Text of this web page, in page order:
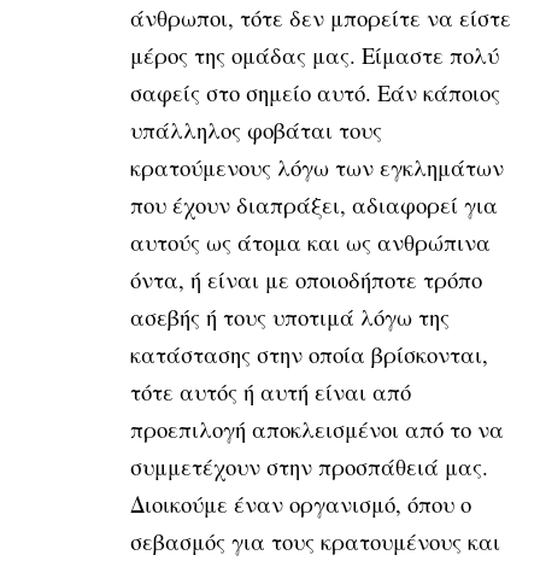
άνθρωποι, τότε δεν μπορείτε να είστε
μέρος της ομάδας μας. Είμαστε πολύ
σαφείς στο σημείο αυτό. Εάν κάποιος
υπάλληλος φοβάται τους
κρατούμενους λόγω των εγκλημάτων
που έχουν διαπράξει, αδιαφορεί για
αυτούς ως άτομα και ως ανθρώπινα
όντα, ή είναι με οποιοδήποτε τρόπο
ασεβής ή τους υποτιμά λόγω της
κατάστασης στην οποία βρίσκονται,
τότε αυτός ή αυτή είναι από
προεπιλογή αποκλεισμένοι από το να
συμμετέχουν στην προσπάθειά μας.
Διοικούμε έναν οργανισμό, όπου ο
σεβασμός για τους κρατουμένους και